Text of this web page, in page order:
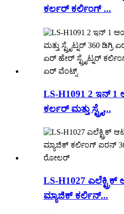
ಕರ್ಲರ್ ಕರ್ಲಿಂಗ್ ...
LS-H1091 2 ಇನ್
ಕರ್ಲರ್ ಮತ್ತು ಸ್ಟ್ರೈ...
LS-H1027
ಮ್ಯಾಜಿಕ್ ಕರ್ಲಿನ್...